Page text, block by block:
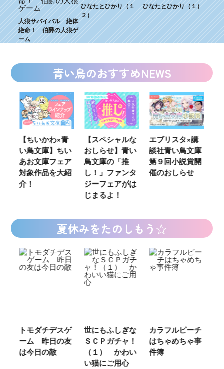
人狼サバイバル 絶体
絶命！ 伯爵の人狼ゲ
ーム
ひなたとひかり（１
２）
ひなたとひかり（１）
青い鳥のおすすめNEWS
【ちいかわ×青
い鳥文庫】ちい
あお文庫フェア
対象作品を大紹
介！
【スペシャルな
おしらせ】青い
鳥文庫の「推
し！」ファンタ
ジーフェアがは
じまるよ！
エブリスタ×講
談社青い鳥文庫
第９回小説賞開
催のおしらせ
夏休みをたのしもう☆
トモダチデスゲ
ーム 昨日の友
は今日の敵
世にもふしぎな
ＳＣＰガチャ！
（１） かわい
い猫にご用心
カラフルピーチ
はちゃめちゃ事
件簿